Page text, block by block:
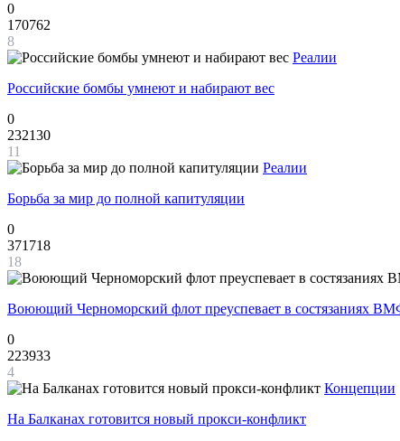
0
170762
8
Реалии
Российские бомбы умнеют и набирают вес
0
232130
11
Реалии
Борьба за мир до полной капитуляции
0
371718
18
Воюющий Черноморский флот преуспевает в состязаниях
0
223933
4
Концепции
На Балканах готовится новый прокси-конфликт